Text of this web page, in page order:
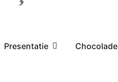
Presentatie Chocolade